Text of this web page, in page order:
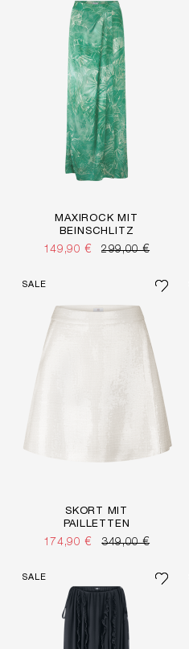
MAXIROCK MIT
BEINSCHLITZ
149,90 € 299,00 €
SALE
SKORT MIT
PAILLETTEN
174,90 € 349,00 €
SALE